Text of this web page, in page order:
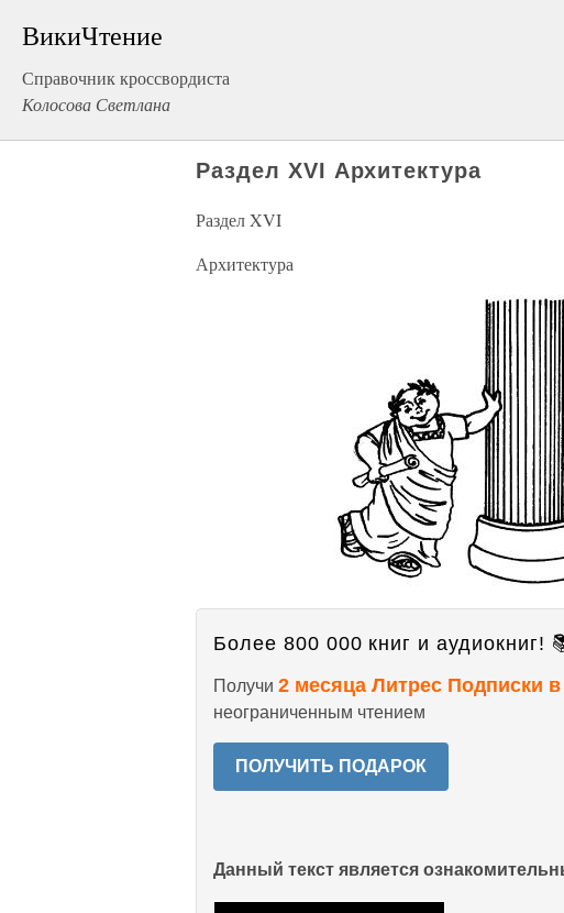
ВикиЧтение
Справочник кроссвордиста
Колосова Светлана
Раздел XVI Архитектура
Раздел XVI
Архитектура
Более 800 000 книг и аудиокниг!
Получи 2 месяца Литрес Подписки
неограниченным чтением
ПОЛУЧИТЬ ПОДАРОК
Данный текст является